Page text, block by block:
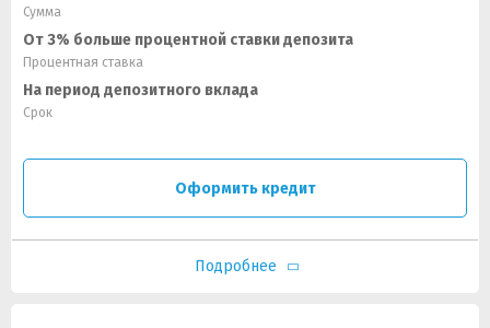
Сумма
От 3% больше процентной ставки депозита
Процентная ставка
На период депозитного вклада
Срок
Оформить кредит
Подробнее